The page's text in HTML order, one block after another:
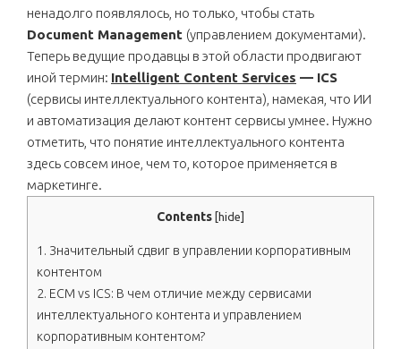
ненадолго появлялось, но только, чтобы стать
Document Management (управлением документами).
Теперь ведущие продавцы в этой области продвигают
иной термин: Intelligent Content Services — ICS
(сервисы интеллектуального контента), намекая, что ИИ
и автоматизация делают контент сервисы умнее. Нужно
отметить, что понятие интеллектуального контента
здесь совсем иное, чем то, которое применяется в
маркетинге.
Contents [hide]
1. Значительный сдвиг в управлении корпоративным
контентом
2. ECM vs ICS: В чем отличие между сервисами
интеллектуального контента и управлением
корпоративным контентом?